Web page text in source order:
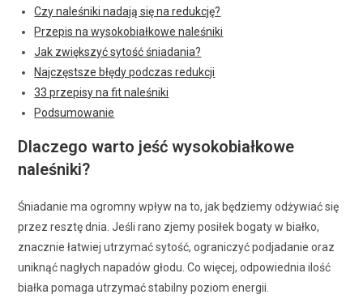
Czy naleśniki nadają się na redukcję?
Przepis na wysokobiałkowe naleśniki
Jak zwiększyć sytość śniadania?
Najczęstsze błędy podczas redukcji
33 przepisy na fit naleśniki
Podsumowanie
Dlaczego warto jeść wysokobiałkowe
naleśniki?
Śniadanie ma ogromny wpływ na to, jak będziemy odżywiać się
przez resztę dnia. Jeśli rano zjemy posiłek bogaty w białko,
znacznie łatwiej utrzymać sytość, ograniczyć podjadanie oraz
uniknąć nagłych napadów głodu. Co więcej, odpowiednia ilość
białka pomaga utrzymać stabilny poziom energii.